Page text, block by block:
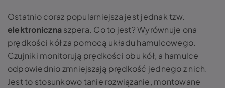
Ostatnio coraz popularniejsza jest jednak tzw.
elektronicznaszpera. Co to jest? Wyrównuje ona
prędkości kół za pomocą układu hamulcowego.
Czujniki monitorują prędkości obu kół, a hamulce
odpowiednio zmniejszają prędkość jednego z nich.
Jest to stosunkowo tanie rozwiązanie, montowane